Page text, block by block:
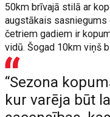
50km brīvajā stilā ar
augstākais sasniegums
četriem gadiem ir
vidū. Šogad 10km viņš
“Sezona
kur varēja būt